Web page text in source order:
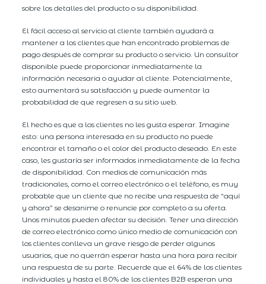
sobre los detalles del producto o su disponibilidad.
El fácil acceso al servicio al cliente también ayudará a
mantener a los clientes que han encontrado problemas de
pago después de comprar su producto o servicio. Un consultor
disponible puede proporcionar inmediatamente la
información necesaria o ayudar al cliente. Potencialmente,
esto aumentará su satisfacción y puede aumentar la
probabilidad de que regresen a su sitio web.
El hecho es que a los clientes no les gusta esperar. Imagine
esto: una persona interesada en su producto no puede
encontrar el tamaño o el color del producto deseado. En este
caso, les gustaría ser informados inmediatamente de la fecha
de disponibilidad. Con medios de comunicación más
tradicionales, como el correo electrónico o el teléfono, es muy
probable que un cliente que no recibe una respuesta de “aquí
y ahora” se desanime o renuncie por completo a su oferta.
Unos minutos pueden afectar su decisión. Tener una dirección
de correo electrónico como único medio de comunicación con
los clientes conlleva un grave riesgo de perder algunos
usuarios, que no querrán esperar hasta una hora para recibir
una respuesta de su parte. Recuerde que el 64% de los clientes
individuales y hasta el 80% de los clientes B2B esperan una